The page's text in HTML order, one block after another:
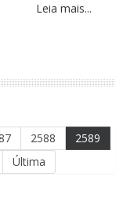
Leia mais...
2588
2589
Última